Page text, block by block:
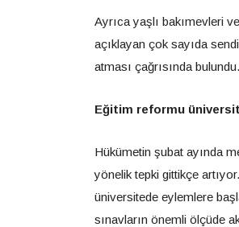
Ayrıca yaşlı bakımevleri
açıklayan çok sayıda
atması çağrısında bulundu.
Eğitim reformu
Hükümetin şubat ayında
yönelik tepki gittikçe
üniversitede eylemlere
sınavların önemli ölçüde